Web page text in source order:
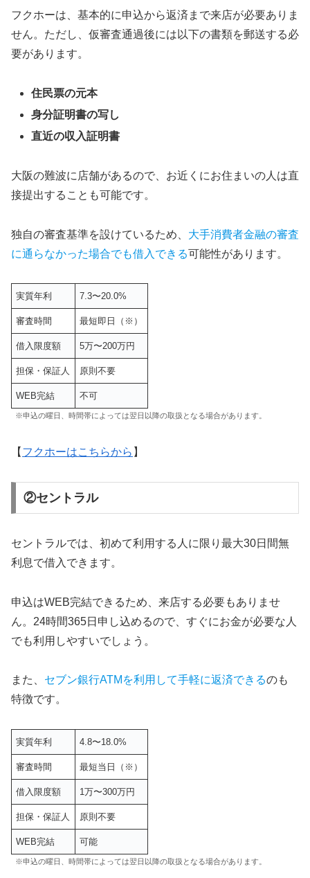
フクホーは、基本的に申込から返済まで来店が必要ありま
せん。ただし、仮審査通過後には以下の書類を郵送する必
要があります。
住民票の元本
身分証明書の写し
直近の収入証明書
大阪の難波に店舗があるので、お近くにお住まいの人は直
接提出することも可能です。
独自の審査基準を設けているため、 大手消費者金融の審査
に通らなかった場合でも借入できる可能性があります。
実質年利 7.3〜20.0%
審査時間 最短即日（※）
借入限度額 5万〜200万円
担保・保証人 原則不要
WEB完結 不可
※申込の曜日、時間帯によっては翌日以降の取扱となる場合があります。
【 フクホーはこちらから 】
②セントラル
セントラルでは、初めて利用する人に限り最大30日間無
利息で借入できます。
申込はWEB完結できるため、来店する必要もありませ
ん。24時間365日申し込めるので、すぐにお金が必要な人
でも利用しやすいでしょう。
また、 セブン銀行ATMを利用して手軽に返済できるのも
特徴です。
実質年利 4.8〜18.0%
審査時間 最短当日（※）
借入限度額 1万〜300万円
担保・保証人 原則不要
WEB完結 可能
※申込の曜日、時間帯によっては翌日以降の取扱となる場合があります。